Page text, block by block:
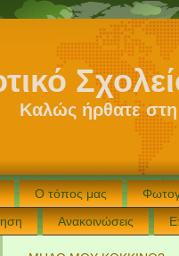
Καλώς ήρθατε
Ο τόπος μας
Ανακοινώσεις